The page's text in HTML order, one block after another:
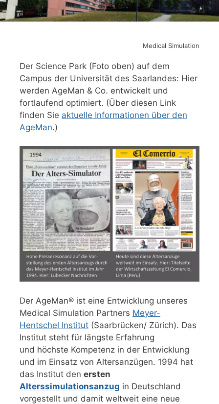
Medical Simulation
Der Science Park (Foto oben) auf dem
Campus der Universität des Saarlandes: Hier
werden AgeMan & Co. entwickelt und
fortlaufend optimiert. (Über diesen Link
finden Sie aktuelle Informationen über den
AgeMan.)
Der AgeMan® ist eine Entwicklung unseres
Medical Simulation Partners Meyer-
Hentschel Institut (Saarbrücken/ Zürich). Das
Institut steht für längste Erfahrung
und höchste Kompetenz in der Entwicklung
und im Einsatz von Altersanzügen. 1994 hat
das Institut den ersten
Alterssimulationsanzug in Deutschland
vorgestellt und damit weltweit eine neue